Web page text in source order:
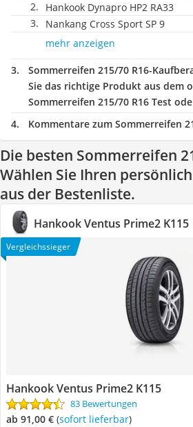
Hankook Dynapro HP2 RA33
Nankang Cross Sport SP 9
mehr anzeigen
Sommerreifen 215/70 R16-
Sie das richtige Produkt aus dem
Sommerreifen 215/70 R16 Test
Kommentare zum Sommerreifen
Die besten Sommerreifen
Wählen Sie Ihren
aus der Bestenliste.
Hankook Ventus Prime2 K115
Vergleichssieger
Hankook Ventus Prime2 K115
83 Bewertungen
ab 91,00 € ( Sofort lieferbar)